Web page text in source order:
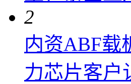
2
内资ABF载
力芯片客户